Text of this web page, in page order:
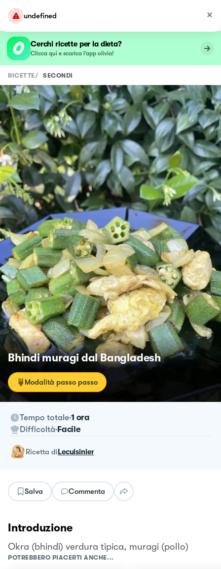
undefined
Cerchi ricette per la dieta?
Clicca qui e scarica l’app olivia!
RICETTE/ SECONDI
Bhindi muragi dal Bangladesh
Modalità passo passo
Tempo totale 1 ora
Difficoltà Facile
ricetta diLecuisinier
Salva Commenta
Introduzione
Okra (bhindi) verdura tipica, muragi (pollo)
POTREBBERO PIACERTI ANCHE...